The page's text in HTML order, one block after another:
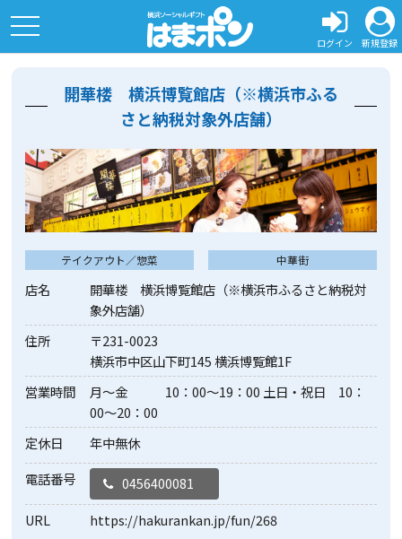
ログイン 新規登録
toggle
navigation
開華楼 横浜博覧館店（※横浜市ふる
さと納税対象外店舗）
テイクアウト／惣菜 中華街
店名
開華楼 横浜博覧館店（※横浜市ふるさと納税対
象外店舗）
住所
〒231-0023
横浜市中区山下町145 横浜博覧館1F
営業時間
月～金 10：00～19：00 土日・祝日 10：
00～20：00
定休日
年中無休
電話番号
0456400081
URL
https://hakurankan.jp/fun/268